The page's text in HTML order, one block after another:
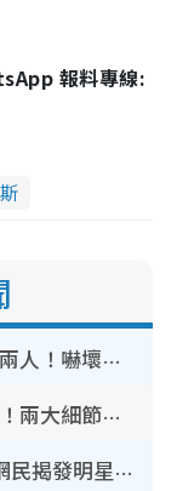
報料專線:
簡淑兒染金毛剪短頭髮氣質判若兩人！嚇壞老公麥大力都認唔出：「你做咩事？」
湯洛雯傳終於有好消息造人成功！兩大細節曝孕味極濃惹猜測：大肚婆先會咁！
8大最冇禮貌藝人名單被瘋傳！網民揭發明星真面目 一致數臭呢位係無品天花板？